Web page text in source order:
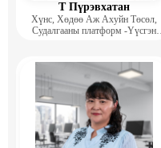
Т Пүрэвхатан
Хүнс, Хөдөө Аж Ахуйн Төсөл,
Судалгааны платформ -Үүсгэн